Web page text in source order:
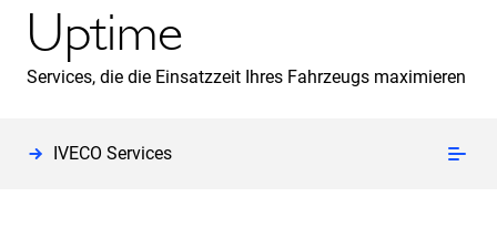
Uptime
Services, die die Einsatzzeit Ihres Fahrzeugs maximieren
IVECO Services